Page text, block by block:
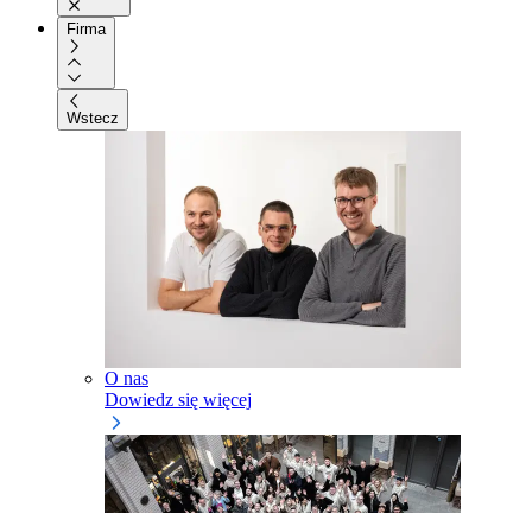
Firma
Wstecz
O nas
Dowiedz się więcej